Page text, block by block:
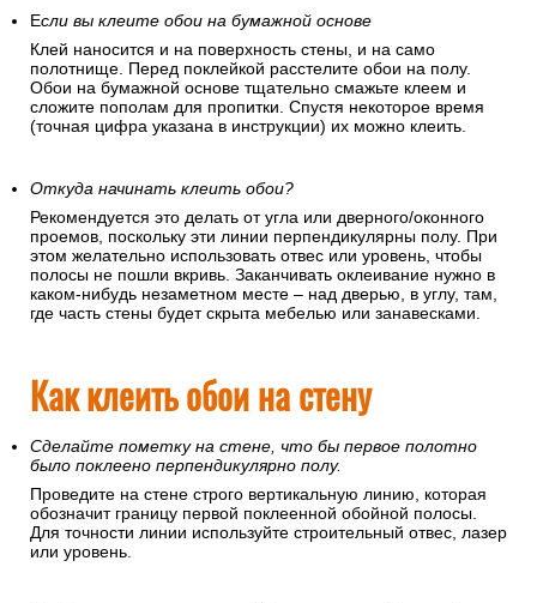
Если вы клеите обои на бумажной основе
Клей наносится и на поверхность стены, и на само
полотнище. Перед поклейкой расстелите обои на полу.
Обои на бумажной основе тщательно смажьте клеем и
сложите пополам для пропитки. Спустя некоторое время
(точная цифра указана в инструкции) их можно клеить.
Откуда начинать клеить обои?
Рекомендуется это делать от угла или дверного/оконного
проемов, поскольку эти линии перпендикулярны полу. При
этом желательно использовать отвес или уровень, чтобы
полосы не пошли вкривь. Заканчивать оклеивание нужно в
каком-нибудь незаметном месте – над дверью, в углу, там,
где часть стены будет скрыта мебелью или занавесками.
Как клеить обои на стену
Сделайте пометку на стене, что бы первое полотно
было поклеено перпендикулярно полу.
Проведите на стене строго вертикальную линию, которая
обозначит границу первой поклеенной обойной полосы.
Для точности линии используйте строительный отвес, лазер
или уровень.